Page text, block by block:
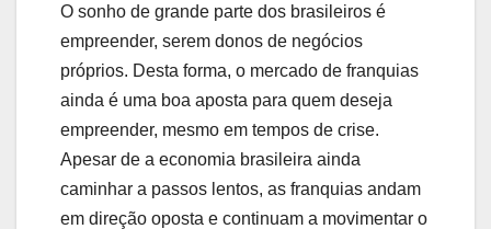
O sonho de grande parte dos brasileiros é
empreender, serem donos de negócios
próprios. Desta forma, o mercado de franquias
ainda é uma boa aposta para quem deseja
empreender, mesmo em tempos de crise.
Apesar de a economia brasileira ainda
caminhar a passos lentos, as franquias andam
em direção oposta e continuam a movimentar o